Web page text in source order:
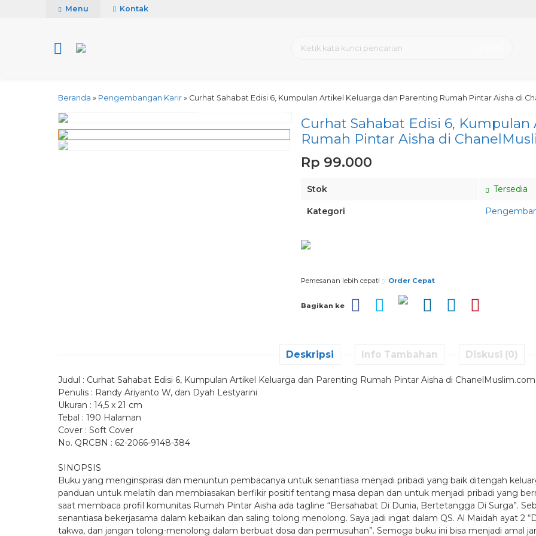
Menu Kontak
Beranda » Pengembangan Karir » Curhat Sahabat Edisi 6, Kumpulan Artikel Keluarga dan Parenting Rumah Pintar Aisha di
Curhat Sahabat Edisi 6,
Rumah Pintar Aisha di
Rp 99.000
Stok Tersedia
Kategori
Pemesanan lebih cepat! Order Cepat
Bagikan ke
Deskripsi Info Tambahan Diskusi (0)
Judul : Curhat Sahabat Edisi 6, Kumpulan Artikel Keluarga dan Parenting Rumah Pintar Aisha di ChanelMuslim.com
Penulis : Randy Ariyanto W, dan Dyah Lestyarini
Ukuran : 14,5 x 21 cm
Tebal : 190 Halaman
Cover : Soft Cover
No. QRCBN : 62-2066-9148-384
SINOPSIS
Buku yang menginspirasi dan menuntun pembacanya untuk senantiasa menjadi pribadi yang baik ditengah
panduan untuk melatih dan membiasakan berfikir positif tentang masa depan dan untuk menjadi pribadi yang
saat membaca profil komunitas Rumah Pintar Aisha ada tagline “Bersahabat Di Dunia, Bertetangga Di Surga”.
senantiasa bekerjasama dalam kebaikan dan saling tolong menolong. Saya jadi ingat dalam QS. Al Maidah ayat 2
takwa, dan jangan tolong-menolong dalam berbuat dosa dan permusuhan”. Semoga buku ini bisa menjadi amal